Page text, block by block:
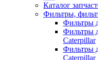
Каталог
Фильтры,
Фильтры
Фильтры
Caterpillar
Фильтры
Caterpillar